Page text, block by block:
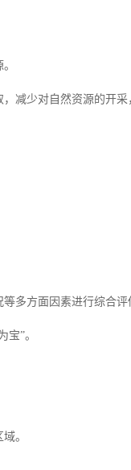
减少对自然资源的开采
多方面因素进行综合评
”。
。